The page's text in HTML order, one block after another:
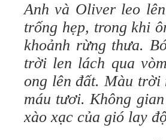
Anh và Oliver leo
trống hẹp, trong khi
khoảnh rừng thưa.
trời len lách qua
ong lên đất. Màu trời
máu tươi. Không
xào xạc của gió lay